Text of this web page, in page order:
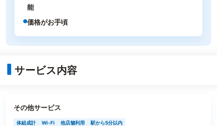
能
価格がお手頃
サービス内容
その他サービス
体組成計 Wi-Fi 他店舗利用 駅から5分以内